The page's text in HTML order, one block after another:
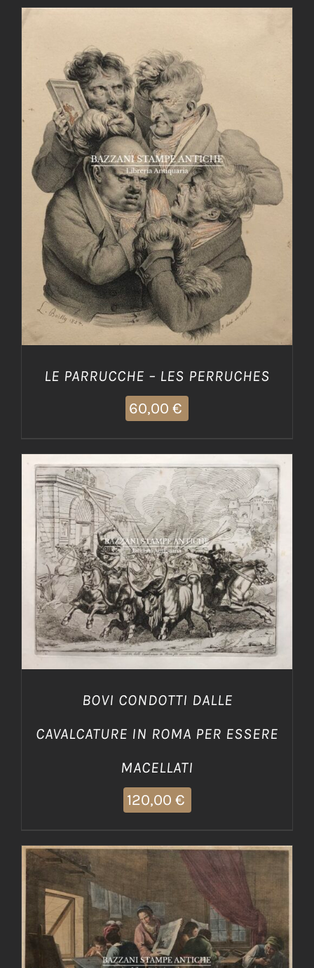
AGGIUNGI AL CARRELLO / DETTAGLI
LE PARRUCCHE – LES PERRUCHES
60,00 €
AGGIUNGI AL CARRELLO / DETTAGLI
BOVI CONDOTTI DALLE
CAVALCATURE IN ROMA PER ESSERE
MACELLATI
120,00 €
AGGIUNGI AL CARRELLO / DETTAGLI